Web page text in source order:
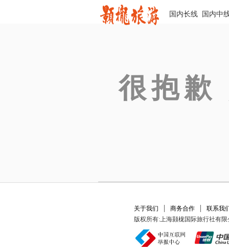
国内长线 国内中
很抱歉
关于我们 | 商务合作 |
联系我
版权所有:上海颢栊国际旅行社有